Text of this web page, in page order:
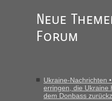
Neue
Forum
Ukraine-Nachrichten
erringen, die Ukraine
dem Donbass